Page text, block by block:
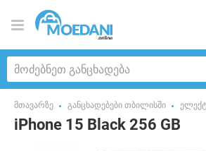
მთავარზე განცხადებები თბილისში
iPhone 15 Black 256 GB